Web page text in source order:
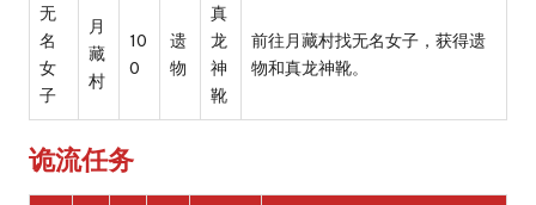
无
名
女
子
月
藏
村
10
0
遗
物
真
龙
神
靴
前往月藏村找无名女子，获得遗
物和真龙神靴。
诡流任务